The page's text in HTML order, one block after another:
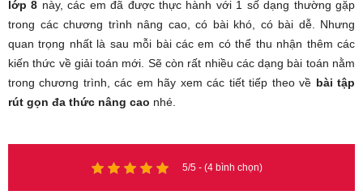
lớp 8 này, các em đã được thực hành với 1 số dạng thường gặp
trong các chương trình nâng cao, có bài khó, có bài dễ. Nhưng
quan trọng nhất là sau mỗi bài các em có thể thu nhận thêm các
kiến thức về giải toán mới. Sẽ còn rất nhiều các dạng bài toán nằm
trong chương trình, các em hãy xem các tiết tiếp theo về bài tập
rút gọn đa thức nâng cao nhé.
5/5 - (4 bình chọn)